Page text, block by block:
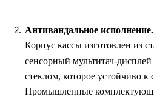
Антивандальное исполнение.
Корпус кассы изготовлен из
сенсорный мультитач-
стеклом, которое устойчиво к
Промышленные